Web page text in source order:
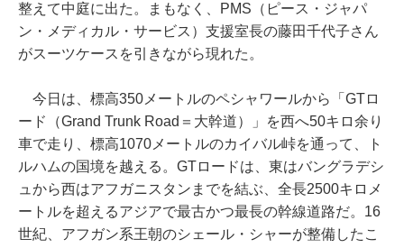
整えて中庭に出た。まもなく、PMS（ピース・ジャパ
ン・メディカル・サービス）支援室長の藤田千代子さん
がスーツケースを引きながら現れた。
今日は、標高350メートルのペシャワールから「GTロ
ード（Grand Trunk Road＝大幹道）」を西へ50キロ余り
車で走り、標高1070メートルのカイバル峠を通って、ト
ルハムの国境を越える。GTロードは、東はバングラデシ
ュから西はアフガニスタンまでを結ぶ、全長2500キロメ
ートルを超えるアジアで最古かつ最長の幹線道路だ。16
世紀、アフガン系王朝のシェール・シャーが整備したこ